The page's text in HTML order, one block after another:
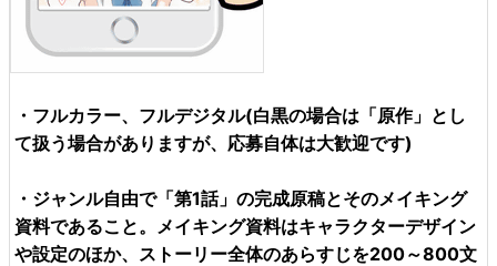
・フルカラー、フルデジタル(白黒の場合は「原作」とし
て扱う場合がありますが、応募自体は大歓迎です)
・ジャンル自由で「第1話」の完成原稿とそのメイキング
資料であること。メイキング資料はキャラクターデザイン
や設定のほか、ストーリー全体のあらすじを200～800文